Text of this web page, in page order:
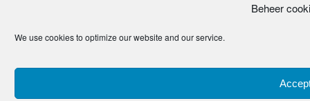
Beheer
We use cookies to optimize our website and our service.